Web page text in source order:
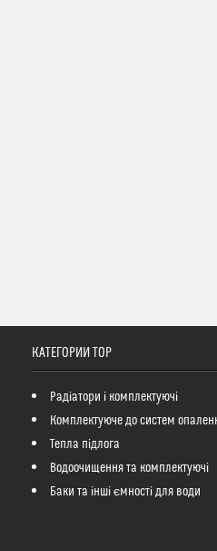
КАТЕГОРИИ ТОР
Радіатори і комплектуючі
Комплектуюче до систем
Тепла підлога
Водоочищення та комплектуючі
Баки та інші ємності для води